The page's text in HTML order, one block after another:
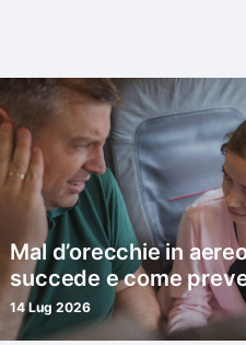
Mal d’orecchie in
succede e come
14 Lug 2026